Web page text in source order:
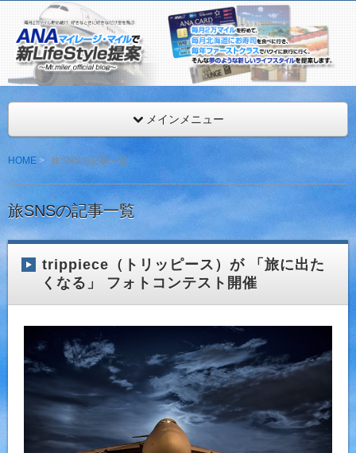
ANAマイレージ・マイルで新LifeStyle提案
ANAマイレージを年間最低216,000マイル獲得するMr.マイラー
見。
メインメニュー
HOME 旅SNSの記事一覧
旅SNSの記事一覧
trippiece（トリッピース）が 「旅に出た
くなる」 フォトコンテスト開催